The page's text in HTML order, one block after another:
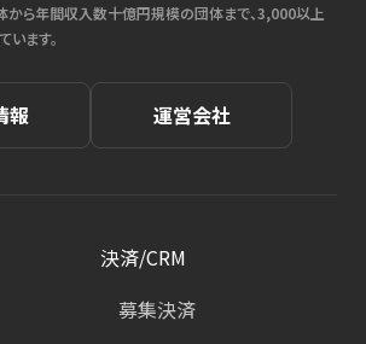
から年間収入数十億円規模の団体まで、3,000以上
ます。
報 運営会社
決済/CRM
募集決済